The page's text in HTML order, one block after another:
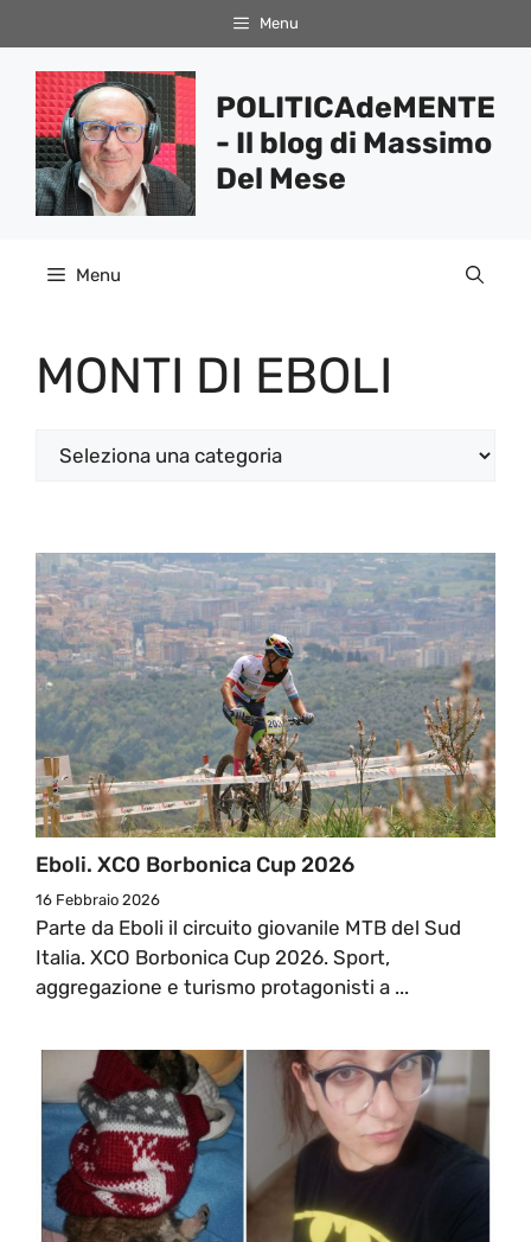
al
contenuto
Menu
POLITICAdeMENTE
- Il blog di Massimo
Del Mese
Menu
MONTI DI EBOLI
Categorie
Eboli. XCO Borbonica Cup 2026
16 Febbraio 2026
Parte da Eboli il circuito giovanile MTB del Sud
Italia. XCO Borbonica Cup 2026. Sport,
aggregazione e turismo protagonisti a ...